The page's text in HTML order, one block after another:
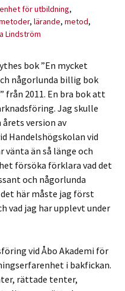
för utbildning,
, lärande, metod,
Lindström
bok ”En mycket
någorlunda billig bok
2011. En bra bok att
Jag skulle
version av
Handelshögskolan vid
vänta än så länge och
försöka förklara vad det
och någorlunda
här måste jag först
vad jag har upplevt under
vid Åbo Akademi för
i bakfickan.
rättade tenter,